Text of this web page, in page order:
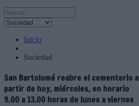
Inicio
Sociedad
San Bartolomé reabre el cementerio a
partir de hoy, miércoles, en horario
9.00 a 13.00 horas de lunes a viernes